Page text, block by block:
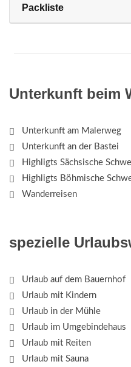
Packliste
Unterkunft beim
Unterkunft am Malerweg
Unterkunft an der Bastei
Highligts Sächsische
Highligts Böhmische
Wanderreisen
spezielle
Urlaub auf dem Bauernhof
Urlaub mit Kindern
Urlaub in der Mühle
Urlaub im Umgebindehaus
Urlaub mit Reiten
Urlaub mit Sauna